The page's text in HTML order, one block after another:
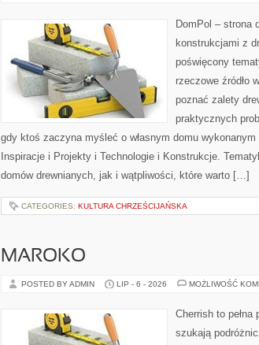
DomPol – strona
konstrukcjami z
poświęcony
rzeczowe źródło
poznać zalety
praktycznych
gdy ktoś zaczyna myśleć o własnym domu
Inspiracje i Projekty i Technologie i Konstrukcje.
domów drewnianych, jak i wątpliwości, które warto […]
CATEGORIES: KULTURA CHRZEŚCIJAŃSKA
MAROKO
POSTED BY ADMIN LIP - 6 - 2026 MOŻLIWOŚĆ
Cherrish to pełna
szukają